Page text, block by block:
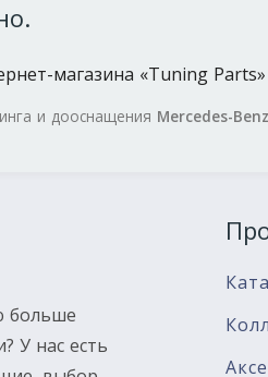
магазина «Tuning
и дооснащения Mercedes-
больше
У нас есть